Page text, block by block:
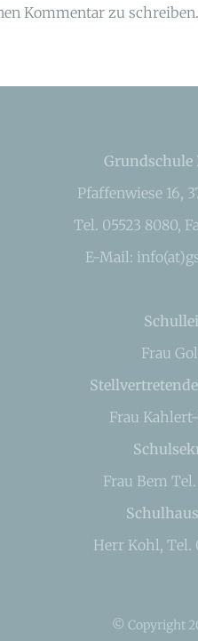
Kommentar zu schreiben.
Grundschule
Pfaffenwiese 16,
Tel. 05523 8080,
E-Mail:
Frau
Frau
Frau Bem
Herr Kohl, Tel.
© Copyright